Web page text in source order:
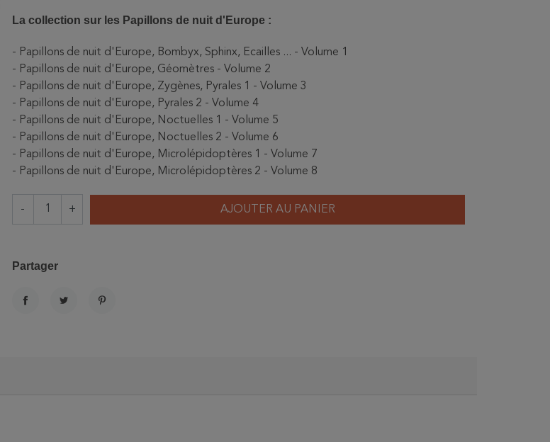
La collection sur les Papillons de nuit d'Europe :
- Papillons de nuit d'Europe, Bombyx, Sphinx, Ecailles ... - Volume 1
- Papillons de nuit d'Europe, Géomètres - Volume 2
- Papillons de nuit d'Europe, Zygènes, Pyrales 1 - Volume 3
- Papillons de nuit d'Europe, Pyrales 2 - Volume 4
- Papillons de nuit d'Europe, Noctuelles 1 - Volume 5
- Papillons de nuit d'Europe, Noctuelles 2 - Volume 6
- Papillons de nuit d'Europe, Microlépidoptères 1 - Volume 7
- Papillons de nuit d'Europe, Microlépidoptères 2 - Volume 8
- + AJOUTER AU PANIER
Partager